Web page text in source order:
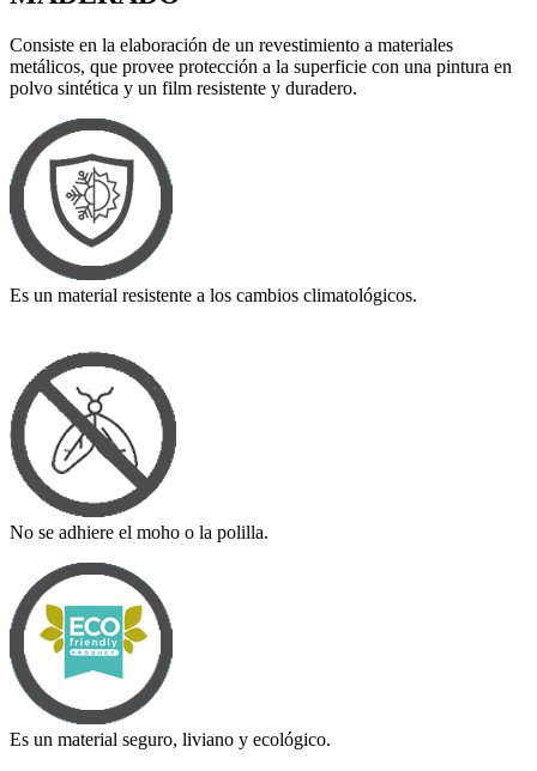
Consiste en la elaboración de un revestimiento a materiales
metálicos, que provee protección a la superficie con una pintura en
polvo sintética y un film resistente y duradero.
Es un material resistente a los cambios climatológicos.
No se adhiere el moho o la polilla.
Es un material seguro, liviano y ecológico.